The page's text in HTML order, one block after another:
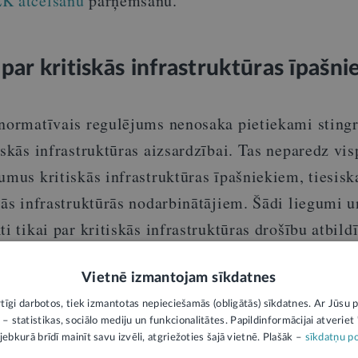
kritiskās infrastruktūras
regulējums nenosaka pietiekami
infrastruktūras aizsardzībai. Tas neparedz
kritiskās infrastruktūras īpašniekiem,
infrastruktūrās nodarbinātājiem. Šādi liegumi
tikai par kritiskās infrastruktūras drošību
nepārtrauktības plānošanu atbildīgajai personai.
likuma 22.2pants “Kritiskā
nosakot, ka par kritiskās infrastruktūras
Vietnē izmantojam sīkdatnes
darbotos, tiek izmantotas nepieciešamās (obligātās) sīkdatnes. Ar Jūsu
statistikas, sociālo mediju un funkcionalitātes. Papildinformācijai atveriet
brīdī mainīt savu izvēli, atgriežoties šajā vietnē. Plašāk – sīkdatņu